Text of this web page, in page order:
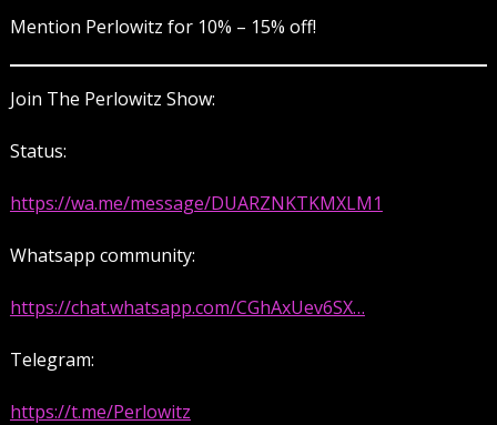
Mention Perlowitz for 10% – 15% off!
Join The Perlowitz Show:
Status:
https://wa.me/message/DUARZNKTKMXLM1
Whatsapp community:
https://chat.whatsapp.com/CGhAxUev6SX…
Telegram:
https://t.me/Perlowitz